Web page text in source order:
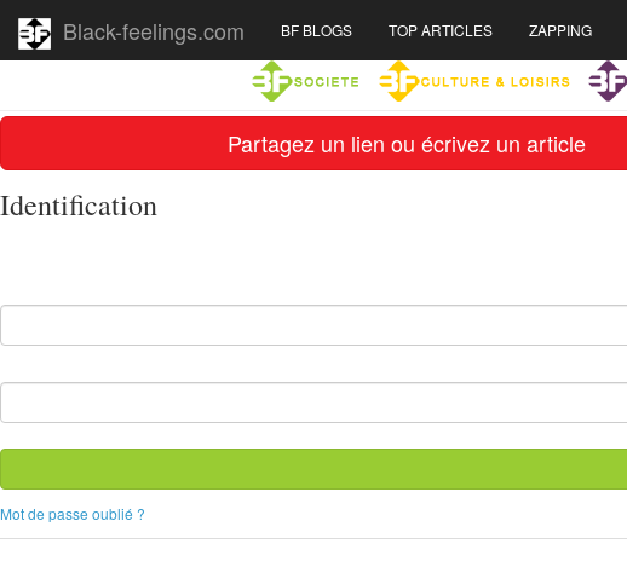
Partagez un lien ou écrivez un article
Black-feelings.com BF BLOGS TOP ARTICLES ZAPPING
Identification
Mot de passe oublié ?